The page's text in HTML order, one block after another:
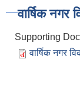
वार्षिक
Supporting
वार्षिक नगर